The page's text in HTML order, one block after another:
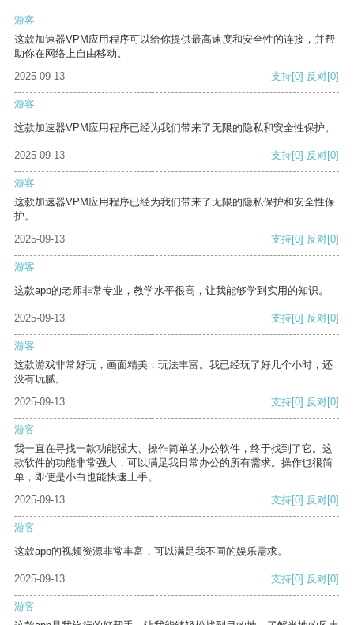
游客
这款加速器VPM应用程序可以给你提供最高速度和安全性的连接，并帮
助你在网络上自由移动。
2025-09-13
支持[0] 反对[0]
游客
这款加速器VPM应用程序已经为我们带来了无限的隐私和安全性保护。
2025-09-13 支持[0] 反对[0]
游客
这款加速器VPM应用程序已经为我们带来了无限的隐私保护和安全性保
护。
2025-09-13
支持[0] 反对[0]
游客
这款app的老师非常专业，教学水平很高，让我能够学到实用的知识。
2025-09-13 支持[0] 反对[0]
游客
这款游戏非常好玩，画面精美，玩法丰富。我已经玩了好几个小时，还
没有玩腻。
2025-09-13
支持[0] 反对[0]
游客
我一直在寻找一款功能强大、操作简单的办公软件，终于找到了它。这
款软件的功能非常强大，可以满足我日常办公的所有需求。操作也很简
单，即使是小白也能快速上手。
2025-09-13
支持[0] 反对[0]
游客
这款app的视频资源非常丰富，可以满足我不同的娱乐需求。
2025-09-13 支持[0] 反对[0]
游客